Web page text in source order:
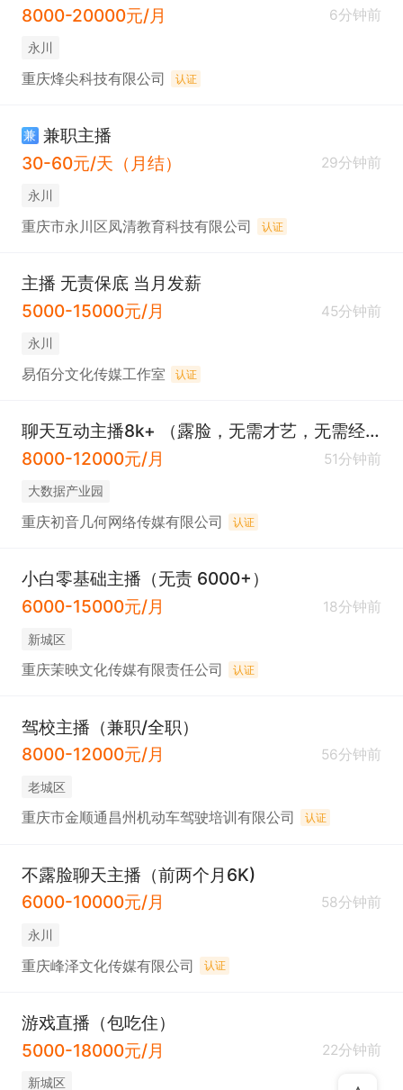
8000-20000元/月
6分钟前
永川
重庆烽尖科技有限公司 认证
兼 兼职主播
30-60元/天（月结）
29分钟前
永川
重庆市永川区凤清教育科技有限公司 认证
主播 无责保底 当月发薪
5000-15000元/月
45分钟前
永川
易佰分文化传媒工作室 认证
聊天互动主播8k+ （露脸，无需才艺，无需经验，提供公寓）
8000-12000元/月
51分钟前
大数据产业园
重庆初音几何网络传媒有限公司 认证
小白零基础主播（无责 6000+）
6000-15000元/月
18分钟前
新城区
重庆茉映文化传媒有限责任公司 认证
驾校主播（兼职/全职）
8000-12000元/月
56分钟前
老城区
重庆市金顺通昌州机动车驾驶培训有限公司 认证
不露脸聊天主播（前两个月6K)
6000-10000元/月
58分钟前
永川
重庆峰泽文化传媒有限公司 认证
游戏直播（包吃住）
5000-18000元/月
22分钟前
新城区